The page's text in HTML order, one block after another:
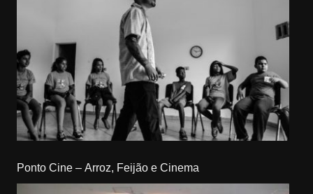
Ponto Cine – Arroz, Feijão e Cinema